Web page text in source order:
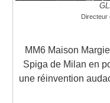
Directeur
MM6 Maison
Spiga de Milan en
une réinvention